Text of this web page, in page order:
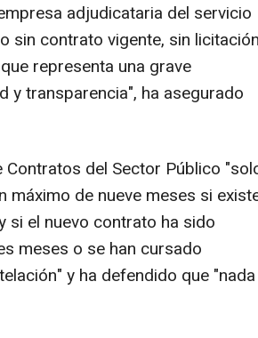
adjudicataria del servicio
sin contrato vigente, sin licitación
representa una grave
y transparencia", ha asegurado
del Sector Público
de nueve meses si
si el nuevo contrato ha sido
meses o se han cursado
y ha defendido que "nada